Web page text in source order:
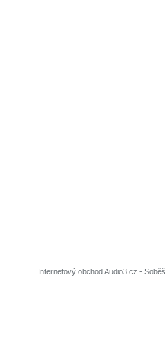
Internetový obchod Audio3.cz -